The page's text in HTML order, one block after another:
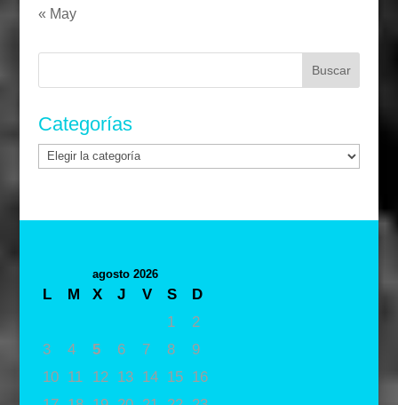
« May
Categorías
Categorías
agosto 2026
L M X J V S
D
1
2
3
4 5 6 7 8
9
10
11 12 13 14 15
16